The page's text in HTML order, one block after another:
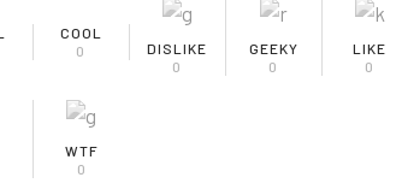
COOL
0
DISLIKE
0
GEEKY
0
LIKE
0
WTF
0